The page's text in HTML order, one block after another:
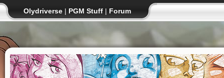
Olydriverse | PGM Stuff | Forum